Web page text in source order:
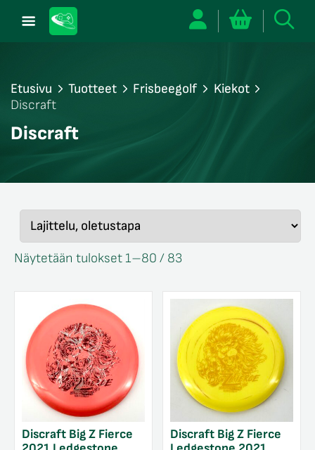
Etusivu Tuotteet Frisbeegolf
Kiekot
Discraft
Discraft
Näytetään tulokset 1–80 / 83
Discraft Big Z Fierce
Discraft Big Z Fierce